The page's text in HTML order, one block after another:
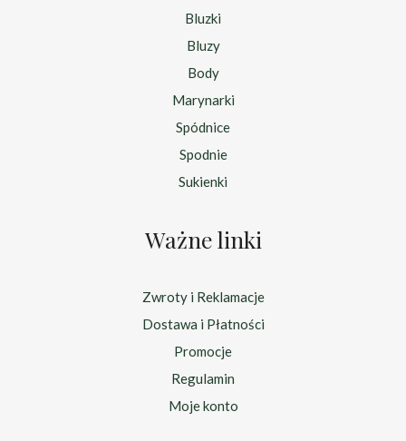
Bluzki
Bluzy
Body
Marynarki
Spódnice
Spodnie
Sukienki
Ważne linki
Zwroty i Reklamacje
Dostawa i Płatności
Promocje
Regulamin
Moje konto